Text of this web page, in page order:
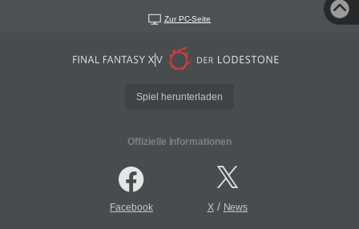
Zur PC-Seite
Spiel herunterladen
Offizielle Informationen
Facebook X/ News